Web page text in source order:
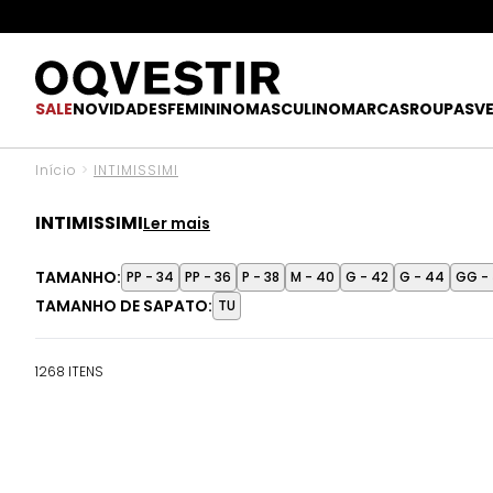
O
SALENOVIDADESFEMININOMASCULINOMARCASROUPAS
Início > INTIMISSIMI
INTIMISSIMI
Desde que foi lançada em 1996, a Intimissimi
coleção de moda íntima e lingerie, a marca oferece
performance e qualidade.
TAMANHO: PP - 34 PP - 36 P - 38 M - 40 G - 42 G - 44 GG -
TAMANHO DE SAPATO: TU
1268 ITENS